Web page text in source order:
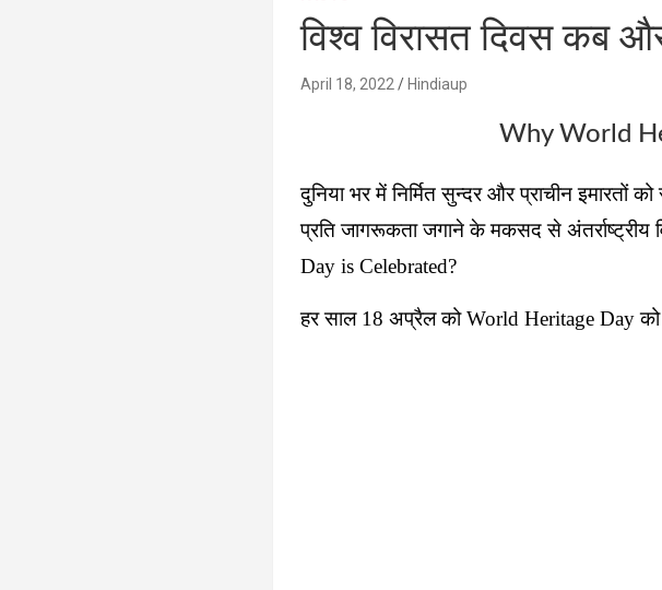
विश्व विरासत दिवस कब
April 18, 2022 Hindiaup
Why World
दुनिया भर में निर्मित सुन्दर और प्राचीन
प्रति जागरूकता जगाने के मकसद से अंतर्राष्ट्रीय
Day is Celebrated?
हर साल 18 अप्रैल को World Heritage Day को